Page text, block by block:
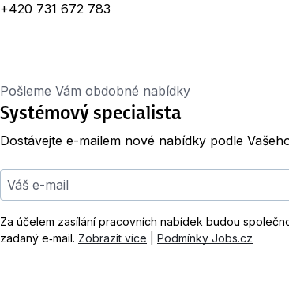
+420 731 672 783
Pošleme Vám obdobné nabídky
Systémový specialista
Dostávejte e-mailem nové nabídky podle
Váš e-mail
Za účelem zasílání pracovních nabídek budou
zadaný e‑mail. Zobrazit více Podmínky Jobs.cz